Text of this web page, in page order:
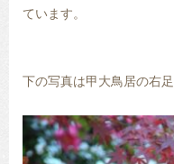
ています。
下の写真は甲大鳥居の右